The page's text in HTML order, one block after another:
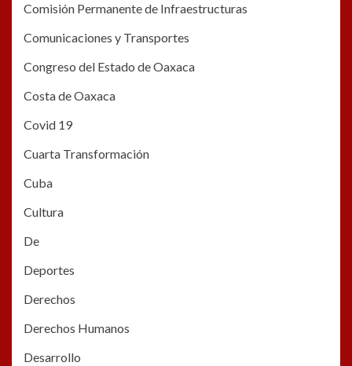
Comisión Permanente de Infraestructuras
Comunicaciones y Transportes
Congreso del Estado de Oaxaca
Costa de Oaxaca
Covid 19
Cuarta Transformación
Cuba
Cultura
De
Deportes
Derechos
Derechos Humanos
Desarrollo